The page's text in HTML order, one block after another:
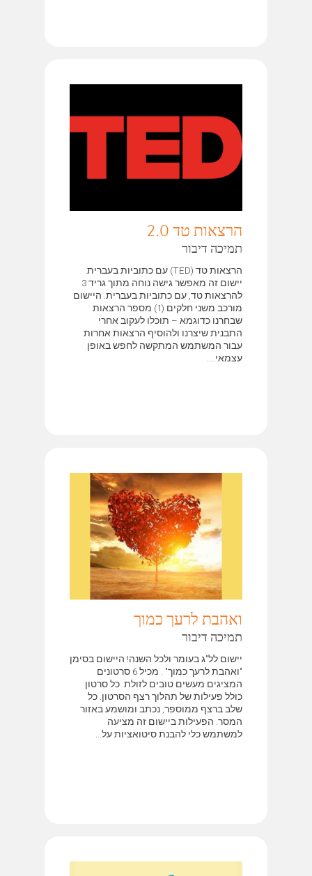
הרצאות טד 2.0
תמיכה דיבור
הרצאות טד (TED) עם כתוביות בעברית.
יישום זה מאפשר גישה נוחה מתוך גריד 3
להרצאות טד, עם כתוביות בעברית. היישום
מורכב משני חלקים (1) מספר הרצאות
שבחרנו כדוגמא – תוכלו לעקוב אחרי
התבנית שיצרנו ולהוסיף הרצאות אחרות
עבור המשתמש המתקשה לחפש באופן
עצמאי....
ואהבת לרעך כמוך
תמיכה דיבור
יישום לל"ג בעומר ולכל השנה! היישום בסימן
"ואהבת לרעך כמוך" . מכיל 6 סרטונים
המציגים מעשים טובים לזולת. כל סרטון
כולל פעילות של תהלוך רצף הסרטון. כל
שלב ברצף ממוספר, נכתב ומושמע באזור
המסר. הפעילות ביישום זה מציעה
למשתמש כלי להבנת סיטואציות על...